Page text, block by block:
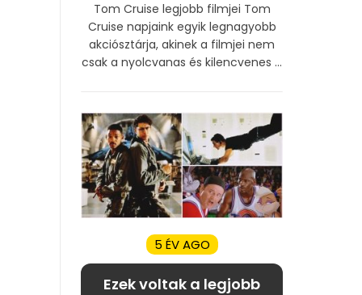
Tom Cruise legjobb filmjei Tom
Cruise napjaink egyik legnagyobb
akciósztárja, akinek a filmjei nem
csak a nyolcvanas és kilencvenes ...
5 ÉV AGO
Ezek voltak a legjobb